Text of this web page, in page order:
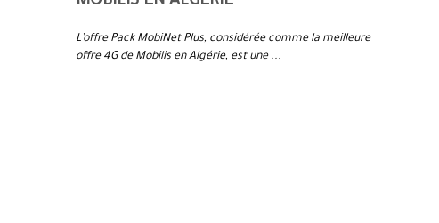
L’offre Pack MobiNet Plus, considérée comme la meilleure
offre 4G de Mobilis en Algérie, est une ...